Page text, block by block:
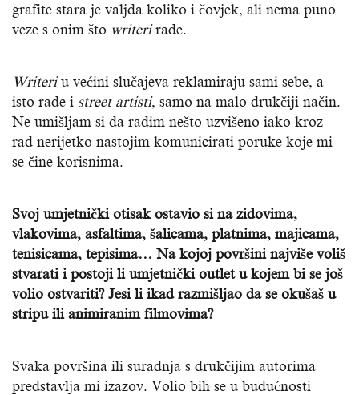
grafite stara je valjda koliko i čovjek, ali nema puno
veze s onim što writerirade.
Writeriu većini slučajeva reklamiraju sami sebe, a
isto rade i street artisti, samo na malo drukčiji način.
Ne umišljam si da radim nešto uzvišeno iako kroz
rad nerijetko nastojim komunicirati poruke koje mi
se čine korisnima.
Svoj umjetnički otisak ostavio si na zidovima,
vlakovima, asfaltima, šalicama, platnima, majicama,
tenisicama, tepisima… Na kojoj površini najviše voliš
stvarati i postoji li umjetnički outlet u kojem bi se još
volio ostvariti? Jesi li ikad razmišljao da se okušaš u
stripu ili animiranim filmovima?
Svaka površina ili suradnja s drukčijim autorima
predstavlja mi izazov. Volio bih se u budućnosti